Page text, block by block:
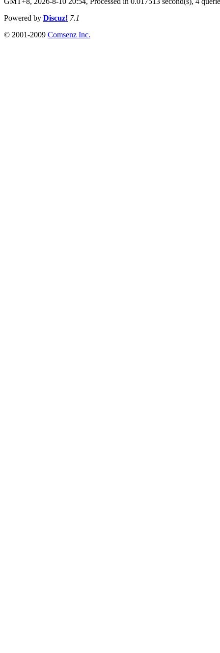
Powered by Discuz! 7.1
© 2001-2009 Comsenz Inc.